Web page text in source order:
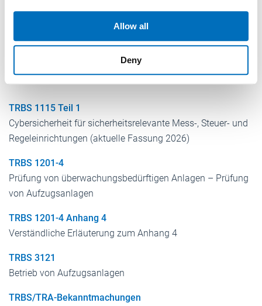
provided to them or that they’ve collected from your use
Weitere Informationen:Impressum Datenschutz
Allow all
Deny
TRBS 1115
Sicherheitsrelevante Mess-, Steuer- und Regeleinrichtungen
(aktuelle Fassung 2026)
TRBS 1115 Teil 1
Cybersicherheit für sicherheitsrelevante Mess-, Steuer- und
Regeleinrichtungen (aktuelle Fassung 2026)
TRBS 1201-4
Prüfung von überwachungsbedürftigen Anlagen – Prüfung
von Aufzugsanlagen
TRBS 1201-4 Anhang 4
Verständliche Erläuterung zum Anhang 4
TRBS 3121
Betrieb von Aufzugsanlagen
TRBS/TRA-Bekanntmachungen